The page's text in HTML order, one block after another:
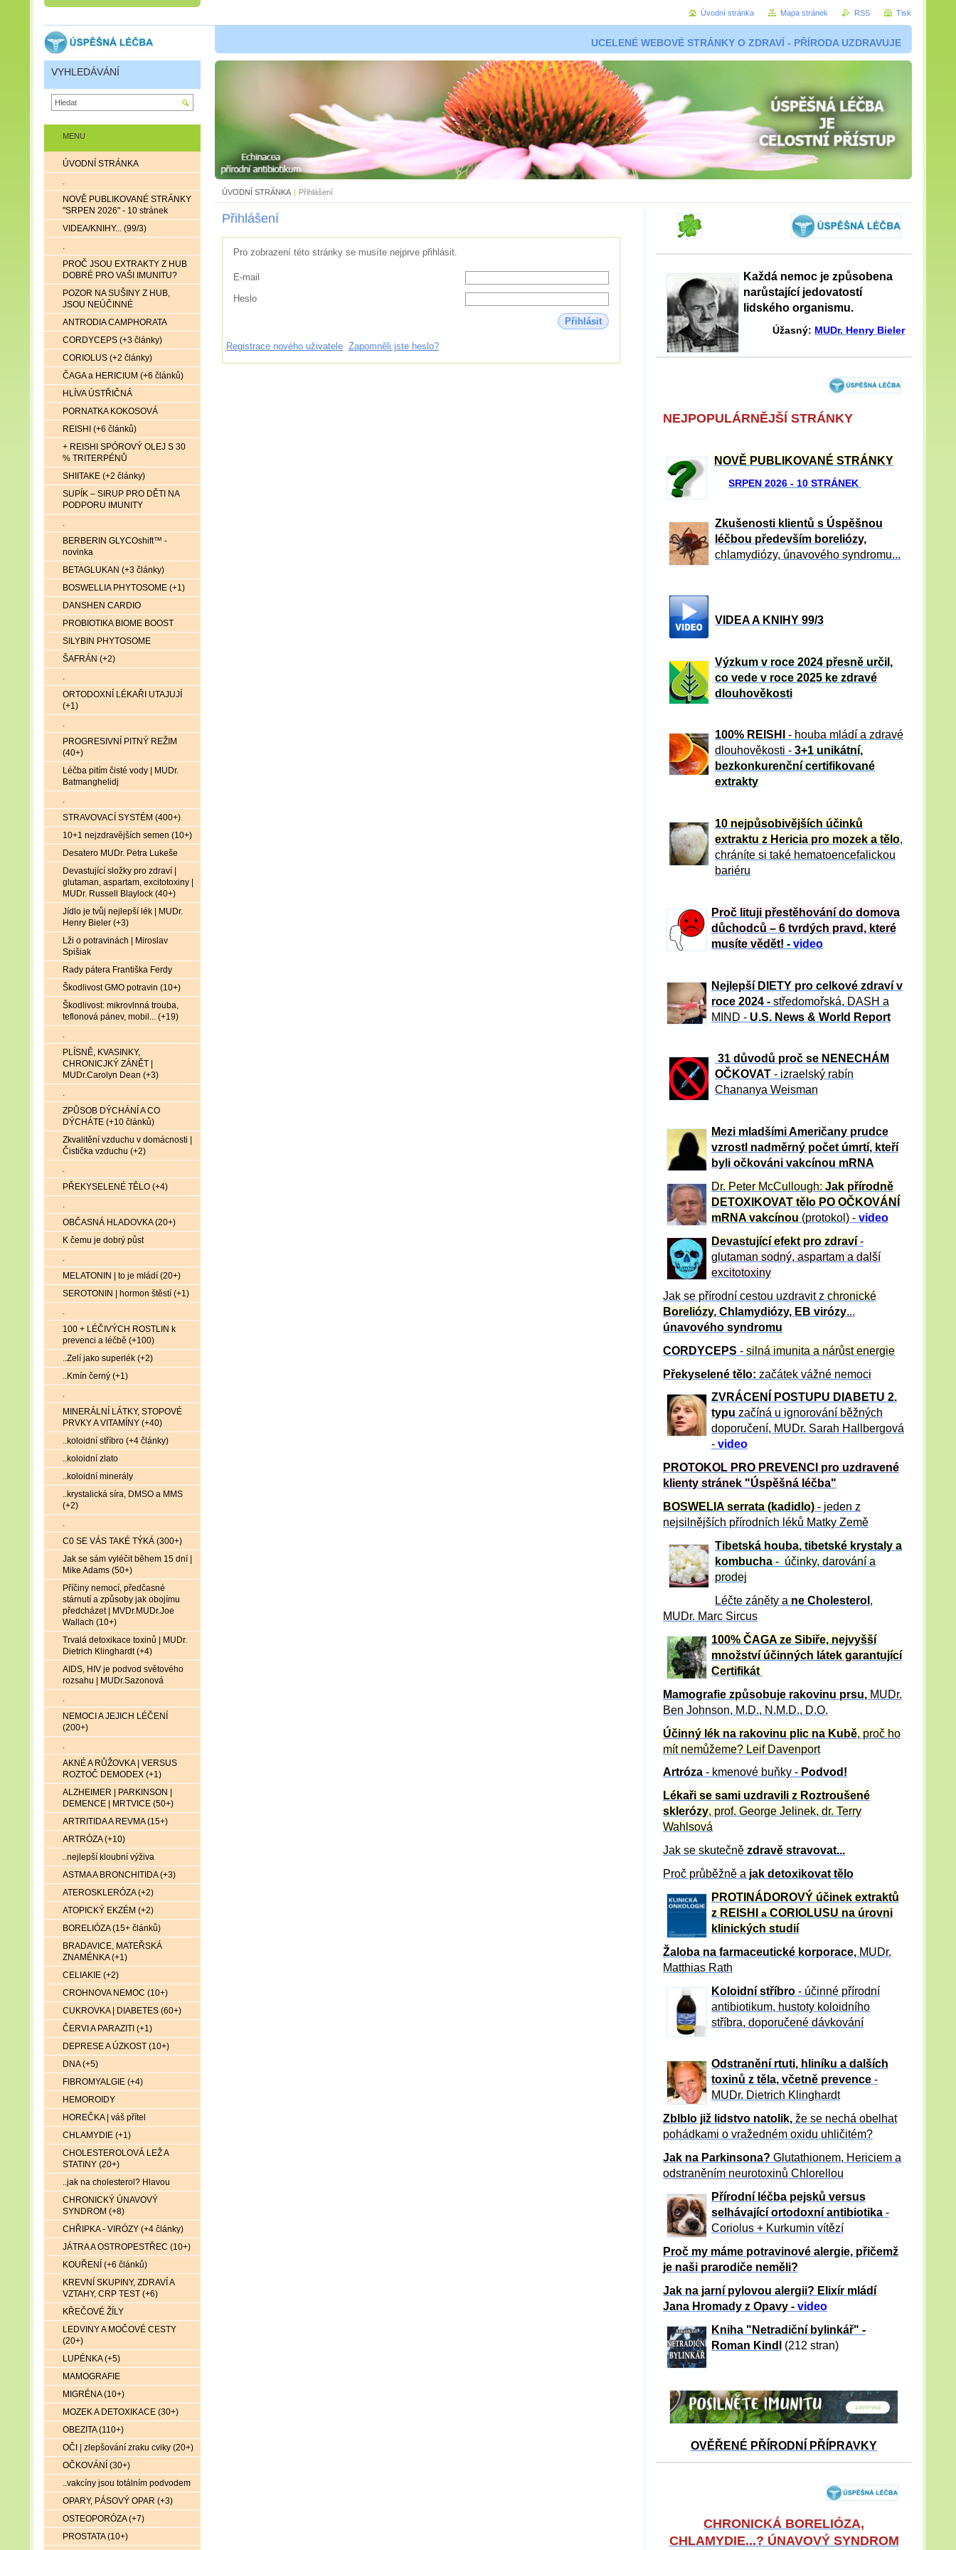
UCELENÉ WEBOVÉ STRÁNKY O ZDRAVÍ - PŘÍRODA UZDRAVUJE
ÚVODNÍ STRÁNKA | Přihlášení
Přihlášení
Pro zobrazení této stránky se musíte nejprve přihlásit.
E-mail
Heslo
Přihlásit
Registrace nového uživatele Zapomněli jste heslo?
Každá nemoc je způsobena
narůstající jedovatostí
lidského organismu.
Úžasný: MUDr. Henry Bieler
NEJPOPULÁRNĚJŠÍ STRÁNKY
NOVĚ PUBLIKOVANÉ STRÁNKY
SRPEN 2026 - 10 STRÁNEK
Zkušenosti klientů s Úspěšnou
léčbou především boreliózy,
chlamydiózy, únavového syndromu...
VIDEA A KNIHY 99/3
Výzkum v roce 2024 přesně určil,
co vede v roce 2025 ke zdravé
dlouhověkosti
100% REISHI
- houba mládí a zdravé
dlouhověkosti - 3+1 unikátní,
bezkonkurenční certifikované
extrakty
10 nejpůsobivějších účinků
extraktu z Hericia pro mozek a tělo,
chráníte si také hematoencefalickou
bariéru
Proč lituji přestěhování do domova
důchodců – 6 tvrdých pravd, které
musíte vědět! - video
Nejlepší DIETY pro celkové zdraví v
roce 2024 - středomořská, DASH a
MIND - U.S. News & World Report
31 důvod ů proč se NENECHÁM
OČKOVAT - izraelský rabín
Chananya Weisman
Mezi mladšími Američany prudce
vzrostl nadměrný počet úmrtí, kteří
byli očkováni vakcínou mRNA
Dr. Peter McCullough: Jak přírodně
DETOXIKOVAT tělo PO OČKOVÁNÍ
mRNA vakcínou (protokol) - video
Devastující efekt pro zdraví-
glutaman sodný, aspartam a další
excitotoxiny
Jak se přírodní cestou uzdravit z chronické
Boreliózy, Chlamydiózy, EB virózy...
únavového syndromu
CORDYCEPS - silná imunita a nárůst energie
Překyselené tělo: začátek vážné nemoci
ZVRÁCE NÍ POSTUPU DIABETU 2.
typu začíná u ignorování běžných
doporučení, MUDr. Sarah Hallbergová
- video
PROTOKOL PRO PREVENCI pro uzdravené
klienty stránek "Úspěšná léčba"
BOSWELIA serrata (kadidlo) - jeden z
nejsilnějších přírodních léků Matky Země
Tibetská houba, tibetské krystaly a
kombucha - účinky, darování a
prodej
Léčte záněty a ne Cholesterol ,
MUDr. Marc Sircus
100% ČAGA ze Sibiře, nejvyšší
množství účinných látek garantující
Certifikát
Mamografie způsobuje rakovinu prsu, MUDr.
Ben Johnson, M.D., N.M.D., D.O.
Účinný lék na rakovinu plic na Kubě, proč ho
mít nemůžeme? Leif Davenport
Artróza - kmenové buňky - Podvod!
Lékaři se sami uzdravili z Roztroušené
sklerózy, prof. George Jelinek, dr. Terry
Wahlsová
Jak se skutečně zdravě stravovat...
Proč průběžně a jak detoxikovat tělo
PROTINÁDOROVÝ účinek extraktů
z REISHI a CORIOLUSU na úrovni
klinických studií
Žaloba na farmaceutické korporace, MUDr.
Matthias Rath
Koloidní stříbro- účinné přírodní
antibiotikum, hustoty koloidního
stříbra, doporučené dávkování
Odstranění rtuti, hliníku a dalších
toxinů z těla, včetně prevence -
MUDr. Dietrich Klinghardt
Zblblo již lidstvo natolik, že se nechá obelhat
pohádkami o vražedném oxidu uhličitém?
Jak na Parkinsona? Glutathionem, Hericiem a
odstraněním neurotoxinů Chlorellou
Přírodní léčba pejsků versus
selhávající ortodoxní antibiotika -
Coriolus + Kurkumin vítězí
Proč my máme potravinové alergie, přičemž
je naši prarodiče neměli?
Jak na jarní pylovou alergii? Elixír mládí
Jana Hromady z Opavy - video
Kniha "Netradiční bylinkář" -
Roman Kindl
(212 stran)
OVĚŘENÉ PŘÍRODNÍ PŘÍPRAVKY
CHRONICKÁ BORELIÓZA,
CHLAMYDIE...? ÚNAVOVÝ SYNDROM
MENU
ÚVODNÍ STRÁNKA
.
NOVĚ PUBLIKOVANÉ STRÁNKY
"SRPEN 2026" - 10 stránek
VIDEA/KNIHY... (99/3)
.
PROČ JSOU EXTRAKTY Z HUB
DOBRÉ PRO VAŠI IMUNITU?
POZOR NA SUŠINY Z HUB,
JSOU NEÚČINNÉ
ANTRODIA CAMPHORATA
CORDYCEPS (+3 články)
CORIOLUS (+2 články)
ČAGA a HERICIUM (+6 článků)
HLÍVA ÚSTŘIČNÁ
PORNATKA KOKOSOVÁ
REISHI (+6 článků)
+ REISHI SPÓROVÝ OLEJ S 30
% TRITERPÉNŮ
SHIITAKE (+2 články)
SUPÍK – SIRUP PRO DĚTI NA
PODPORU IMUNITY
.
BERBERIN GLYCOshift™ -
novinka
BETAGLUKAN (+3 články)
BOSWELLIA PHYTOSOME (+1)
DANSHEN CARDIO
PROBIOTIKA BIOME BOOST
SILYBIN PHYTOSOME
ŠAFRÁN (+2)
.
ORTODOXNÍ LÉKAŘI UTAJUJÍ
(+1)
.
PROGRESIVNÍ PITNÝ REŽIM
(40+)
Léčba pitím čisté vody | MUDr.
Batmanghelidj
.
STRAVOVACÍ SYSTÉM (400+)
10+1 nejzdravějších semen (10+)
Desatero MUDr. Petra Lukeše
Devastující složky pro zdraví |
glutaman, aspartam, excitotoxiny |
MUDr. Russell Blaylock (40+)
Jídlo je tvůj nejlepší lék | MUDr.
Henry Bieler (+3)
Lži o potravinách | Miroslav
Spišiak
Rady pátera Františka Ferdy
Škodlivost GMO potravin (10+)
Škodlivost: mikrovlnná trouba,
teflonová pánev, mobil... (+19)
.
PLÍSNĚ, KVASINKY,
CHRONICJKÝ ZÁNĚT |
MUDr.Carolyn Dean (+3)
.
ZPŮSOB DÝCHÁNÍ A CO
DÝCHÁTE (+10 článků)
Zkvalitění vzduchu v domácnosti |
Čistička vzduchu (+2)
.
PŘEKYSELENÉ TĚLO (+4)
.
OBČASNÁ HLADOVKA (20+)
K čemu je dobrý půst
.
MELATONIN | to je mládí (20+)
SEROTONIN | hormon štěstí (+1)
.
100 + LÉČIVÝCH ROSTLIN k
prevenci a léčbě (+100)
..Zelí jako superlék (+2)
..Kmín černý (+1)
.
MINERÁLNÍ LÁTKY, STOPOVÉ
PRVKY A VITAMÍNY (+40)
..koloidní stříbro (+4 články)
..koloidní zlato
..koloidní minerály
..krystalická síra, DMSO a MMS
(+2)
.
C0 SE VÁS TAKÉ TÝKÁ (300+)
Jak se sám vyléčit během 15 dní |
Mike Adams (50+)
Příčiny nemocí, předčasné
stárnutí a způsoby jak obojímu
předcházet | MVDr.MUDr.Joe
Wallach (10+)
Trvalá detoxikace toxinů | MUDr.
Dietrich Klinghardt (+4)
AIDS, HIV je podvod světového
rozsahu | MUDr.Sazonová
.
NEMOCI A JEJICH LÉČENÍ
(200+)
.
AKNÉ A RŮŽOVKA | VERSUS
ROZTOČ DEMODEX (+1)
ALZHEIMER | PARKINSON |
DEMENCE | MRTVICE (50+)
ARTRITIDA A REVMA (15+)
ARTRÓZA (+10)
..nejlepší kloubní výživa
ASTMA A BRONCHITIDA (+3)
ATEROSKLERÓZA (+2)
ATOPICKÝ EKZÉM (+2)
BORELIÓZA (15+ článků)
BRADAVICE, MATEŘSKÁ
ZNAMÉNKA (+1)
CELIAKIE (+2)
CROHNOVA NEMOC (10+)
CUKROVKA | DIABETES (60+)
ČERVI A PARAZITI (+1)
DEPRESE A ÚZKOST (10+)
DNA (+5)
FIBROMYALGIE (+4)
HEMOROIDY
HOREČKA | váš přítel
CHLAMYDIE (+1)
CHOLESTEROLOVÁ LEŽ A
STATINY (20+)
..jak na cholesterol? Hlavou
CHRONICKÝ ÚNAVOVÝ
SYNDROM (+8)
CHŘIPKA - VIRÓZY (+4 články)
JÁTRA A OSTROPESTŘEC (10+)
KOUŘENÍ (+6 článků)
KREVNÍ SKUPINY, ZDRAVÍ A
VZTAHY, CRP TEST (+6)
KŘEČOVÉ ŽÍLY
LEDVINY A MOČOVÉ CESTY
(20+)
LUPÉNKA (+5)
MAMOGRAFIE
MIGRÉNA (10+)
MOZEK A DETOXIKACE (30+)
OBEZITA (110+)
OČI | zlepšování zraku cviky (20+)
OČKOVÁNÍ (30+)
..vakcíny jsou totálním podvodem
OPARY, PÁSOVÝ OPAR (+3)
OSTEOPORÓZA (+7)
PROSTATA (10+)
VYHLEDÁVÁNÍ
Úvodní stránka Mapa stránek RSS Tisk